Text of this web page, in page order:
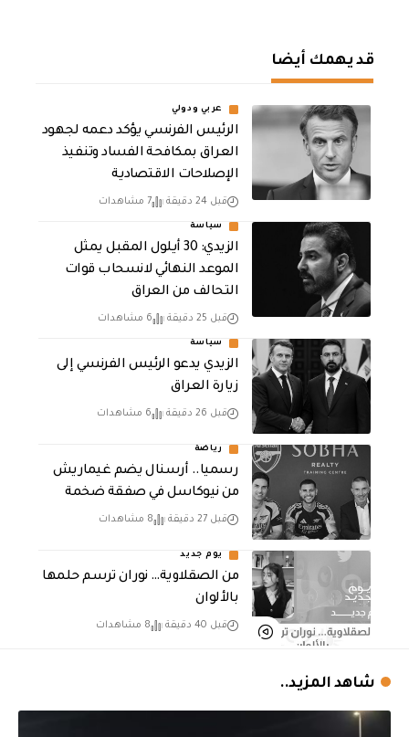
قد يهمك أيضا
عربي ودولي
الرئيس الفرنسي يؤكد دعمه لجهود
العراق بمكافحة الفساد وتنفيذ
الإصلاحات الاقتصادية
قبل 24 دقيقة 7 مشاهدات
سياسة
الزيدي: 30 أيلول المقبل يمثل
الموعد النهائي لانسحاب قوات
التحالف من العراق
قبل 25 دقيقة 6 مشاهدات
سياسة
الزيدي يدعو الرئيس الفرنسي إلى
زيارة العراق
قبل 26 دقيقة 6 مشاهدات
رياضة
رسميا.. أرسنال يضم غيماريش
من نيوكاسل في صفقة ضخمة
قبل 27 دقيقة 8 مشاهدات
يوم جديد
من الصقلاوية… نوران ترسم حلمها
بالألوان
قبل 40 دقيقة 8 مشاهدات
شاهد المزيد..